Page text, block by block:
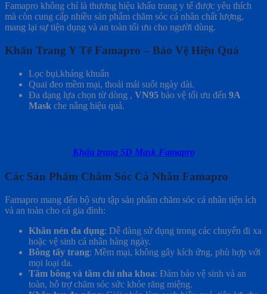
Famapro không chỉ là thương hiệu khẩu trang y tế được yêu thích
mà còn cung cấp nhiều sản phẩm chăm sóc cá nhân chất lượng,
mang lại sự tiện dụng và an toàn tối ưu cho người dùng.
Khẩu Trang Y Tế Famapro – Bảo Vệ Hiệu Quả
Lọc bụi,kháng khuẩn
Quai đeo mềm mại, thoải mái suốt ngày dài.
Đa dạng lựa chọn từ dòng , VN95 bảo vệ tối ưu đến 9A
Mask che nắng hiệu quả.
Khẩu trang 5D Mask Famapro
Các Sản Phẩm Chăm Sóc Cá Nhân Famapro
Famapro mang đến bộ sưu tập sản phẩm chăm sóc cá nhân tiện ích
và an toàn cho cả gia đình:
Khăn nén đa dụng: Dễ dàng sử dụng trong các chuyến đi xa
hoặc vệ sinh cá nhân hàng ngày.
Bông tẩy trang: Mềm mại, không gây kích ứng, phù hợp với
mọi loại da.
Tăm bông và tăm chỉ nha khoa: Đảm bảo vệ sinh và an
toàn, hỗ trợ chăm sóc sức khỏe răng miệng.